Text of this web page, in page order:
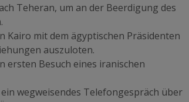
Teheran, um an der Beerdigung des
Kairo mit dem ägyptischen Präsidenten
auszuloten.
ersten Besuch eines iranischen
wegweisendes Telefongespräch über